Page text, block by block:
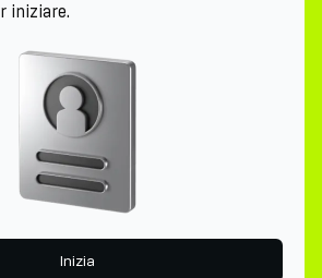
iniziare.
Inizia